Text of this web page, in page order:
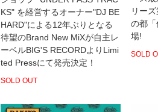
KS" を経営するオーナー"DJ BE
HARD"による12年ぶりとなる
待望のBrand New MiXが自主レ
ーベルBIG'S RECORDよりLimi
ted Pressにて発売決定！
SOLD OUT
リー
の都
場!
SOLD